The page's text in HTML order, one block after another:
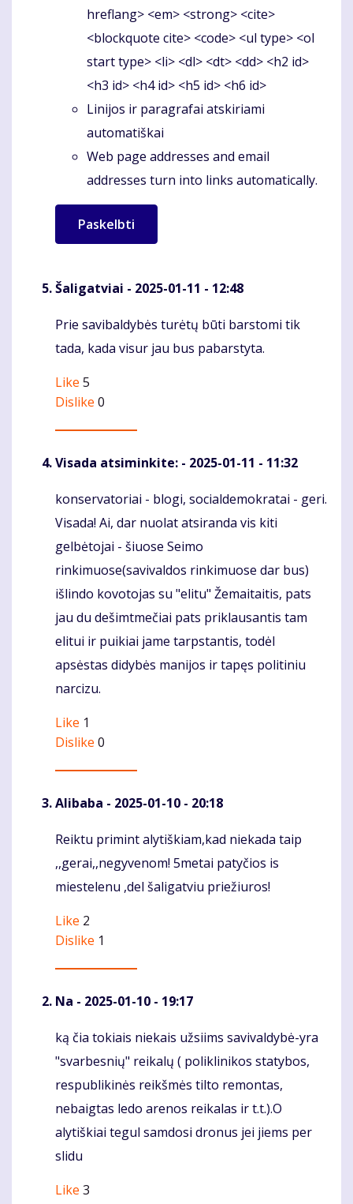
hreflang> <em> <strong> <cite>
<blockquote cite> <code> <ul type> <ol
start type> <li> <dl> <dt> <dd> <h2 id>
<h3 id> <h4 id> <h5 id> <h6 id>
Linijos ir paragrafai atskiriami
automatiškai
Web page addresses and email
addresses turn into links automatically.
Šaligatviai - 2025-01-11 - 12:48
Komentaras
Prie savibaldybės turėtų būti barstomi tik
tada, kada visur jau bus pabarstyta.
Like 5
Dislike 0
Visada atsiminkite: - 2025-01-11 - 11:32
Komentaras
konservatoriai - blogi, socialdemokratai - geri.
Visada! Ai, dar nuolat atsiranda vis kiti
gelbėtojai - šiuose Seimo
rinkimuose(savivaldos rinkimuose dar bus)
išlindo kovotojas su "elitu" Žemaitaitis, pats
jau du dešimtmečiai pats priklausantis tam
elitui ir puikiai jame tarpstantis, todėl
apsėstas didybės manijos ir tapęs politiniu
narcizu.
Like 1
Dislike 0
Alibaba - 2025-01-10 - 20:18
Komentaras
Reiktu primint alytiškiam,kad niekada taip
,,gerai,,negyvenom! 5metai patyčios is
miestelenu ,del šaligatviu priežiuros!
Like 2
Dislike 1
Na - 2025-01-10 - 19:17
Komentaras
ką čia tokiais niekais užsiims savivaldybė-yra
"svarbesnių" reikalų ( poliklinikos statybos,
respublikinės reikšmės tilto remontas,
nebaigtas ledo arenos reikalas ir t.t.).O
alytiškiai tegul samdosi dronus jei jiems per
slidu
Like 3